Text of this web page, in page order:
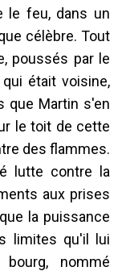
le feu, dans un
célèbre. Tout
poussés par le
était voisine,
que Martin s'en
le toit de cette
des flammes.
lutte contre la
aux prises
la puissance
limites qu'il lui
nommé